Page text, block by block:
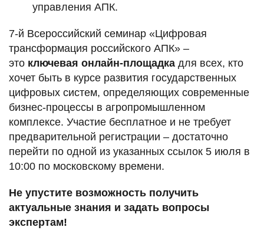
управления АПК.
7-й Всероссийский семинар «Цифровая
трансформация российского АПК» –
это ключевая онлайн-площадка для всех, кто
хочет быть в курсе развития государственных
цифровых систем, определяющих современные
бизнес-процессы в агропромышленном
комплексе. Участие бесплатное и не требует
предварительной регистрации – достаточно
перейти по одной из указанных ссылок 5 июля в
10:00 по московскому времени.
Не упустите возможность получить
актуальные знания и задать вопросы
экспертам!